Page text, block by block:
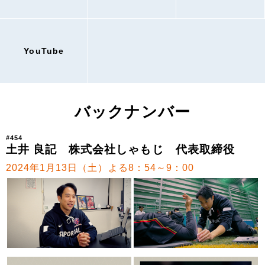
YouTube
バックナンバー
#454
土井 良記 株式会社しゃもじ 代表取締役
2024年1月13日（土）よる8：54～9：00